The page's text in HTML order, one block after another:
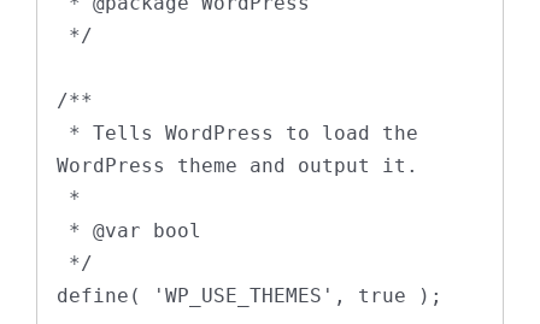
/**
WordPress theme and output it.
define( 'WP_USE_THEMES', true );